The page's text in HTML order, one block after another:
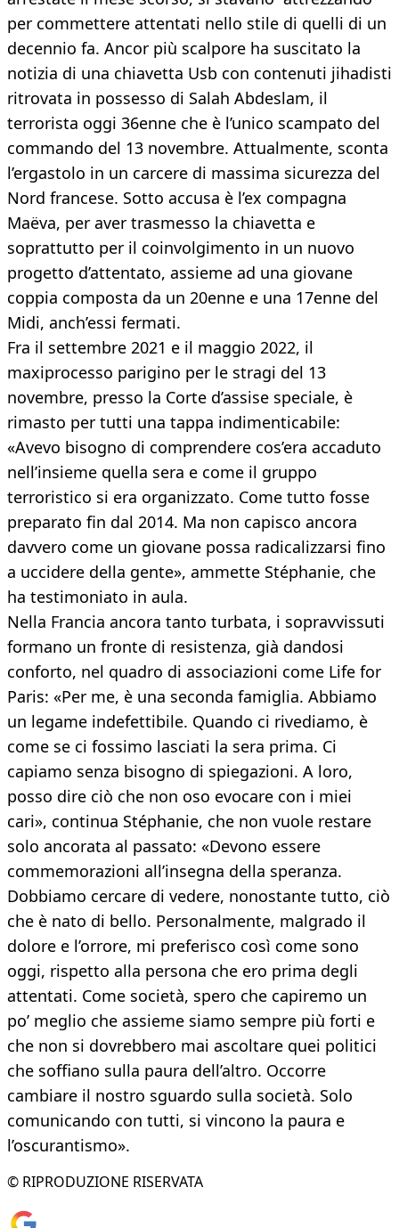
per commettere attentati nello stile di quelli di un
decennio fa. Ancor più scalpore ha suscitato la
notizia di una chiavetta Usb con contenuti jihadisti
ritrovata in possesso di Salah Abdeslam, il
terrorista oggi 36enne che è l’unico scampato del
commando del 13 novembre. Attualmente, sconta
l’ergastolo in un carcere di massima sicurezza del
Nord francese. Sotto accusa è l’ex compagna
Maëva, per aver trasmesso la chiavetta e
soprattutto per il coinvolgimento in un nuovo
progetto d’attentato, assieme ad una giovane
coppia composta da un 20enne e una 17enne del
Midi, anch’essi fermati.
Fra il settembre 2021 e il maggio 2022, il
maxiprocesso parigino per le stragi del 13
novembre, presso la Corte d’assise speciale, è
rimasto per tutti una tappa indimenticabile:
«Avevo bisogno di comprendere cos’era accaduto
nell’insieme quella sera e come il gruppo
terroristico si era organizzato. Come tutto fosse
preparato fin dal 2014. Ma non capisco ancora
davvero come un giovane possa radicalizzarsi fino
a uccidere della gente», ammette Stéphanie, che
ha testimoniato in aula.
Nella Francia ancora tanto turbata, i sopravvissuti
formano un fronte di resistenza, già dandosi
conforto, nel quadro di associazioni come Life for
Paris: «Per me, è una seconda famiglia. Abbiamo
un legame indefettibile. Quando ci rivediamo, è
come se ci fossimo lasciati la sera prima. Ci
capiamo senza bisogno di spiegazioni. A loro,
posso dire ciò che non oso evocare con i miei
cari», continua Stéphanie, che non vuole restare
solo ancorata al passato: «Devono essere
commemorazioni all’insegna della speranza.
Dobbiamo cercare di vedere, nonostante tutto, ciò
che è nato di bello. Personalmente, malgrado il
dolore e l’orrore, mi preferisco così come sono
oggi, rispetto alla persona che ero prima degli
attentati. Come società, spero che capiremo un
po’ meglio che assieme siamo sempre più forti e
che non si dovrebbero mai ascoltare quei politici
che soffiano sulla paura dell’altro. Occorre
cambiare il nostro sguardo sulla società. Solo
comunicando con tutti, si vincono la paura e
l’oscurantismo».
© RIPRODUZIONE RISERVATA